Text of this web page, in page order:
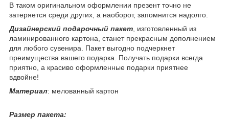
В таком оригинальном оформлении презент точно не
затеряется среди других, а наоборот, запомнится надолго.
Дизайнерский подарочный пакет , изготовленный из
ламинированного картона, станет прекрасным дополнением
для любого сувенира. Пакет выгодно подчеркнет
преимущества вашего подарка. Получать подарки всегда
приятно, а красиво оформленные подарки приятнее
вдвойне!
Материал: мелованный картон
Размер пакета: